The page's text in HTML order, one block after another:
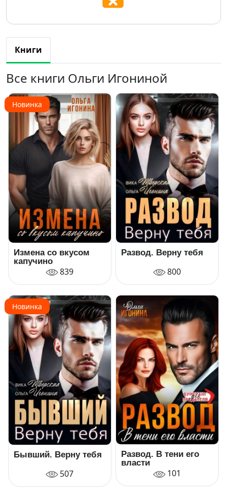
Книги
Все книги Ольги Игониной
Новинка
Измена со вкусом
капучино
839
Развод. Верну тебя
800
Новинка
Бывший. Верну тебя
507
Развод. В тени его
власти
101